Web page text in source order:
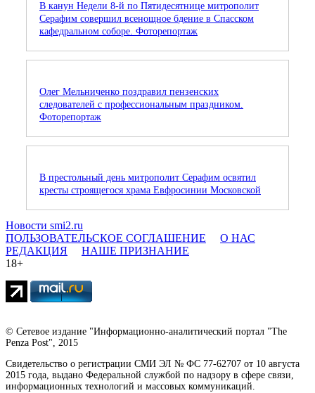
В канун Недели 8-й по Пятидесятнице митрополит
Серафим совершил всенощное бдение в Спасском
кафедральном соборе. Фоторепортаж
Олег Мельниченко поздравил пензенских
следователей с профессиональным праздником.
Фоторепортаж
В престольный день митрополит Серафим освятил
кресты строящегося храма Евфросинии Московской
Новости smi2.ru
ПОЛЬЗОВАТЕЛЬСКОЕ СОГЛАШЕНИЕ
О НАС
РЕДАКЦИЯ
НАШЕ ПРИЗНАНИЕ
18+
© Сетевое издание "Информационно-аналитический портал "The
Penza Post", 2015
Свидетельство о регистрации СМИ ЭЛ № ФС 77-62707 от 10 августа
2015 года, выдано Федеральной службой по надзору в сфере связи,
информационных технологий и массовых коммуникаций.